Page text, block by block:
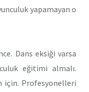
yapamayan o
Dans eksiği varsa
eğitimi almalı.
için. Profesyonelleri